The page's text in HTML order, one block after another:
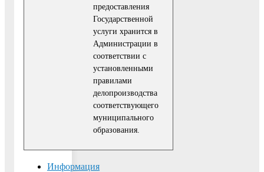
предоставления
Государственной
услуги хранится в
Администрации в
соответствии с
установленными
правилами
делопроизводства
соответствующего
муниципального
образования.
Информация